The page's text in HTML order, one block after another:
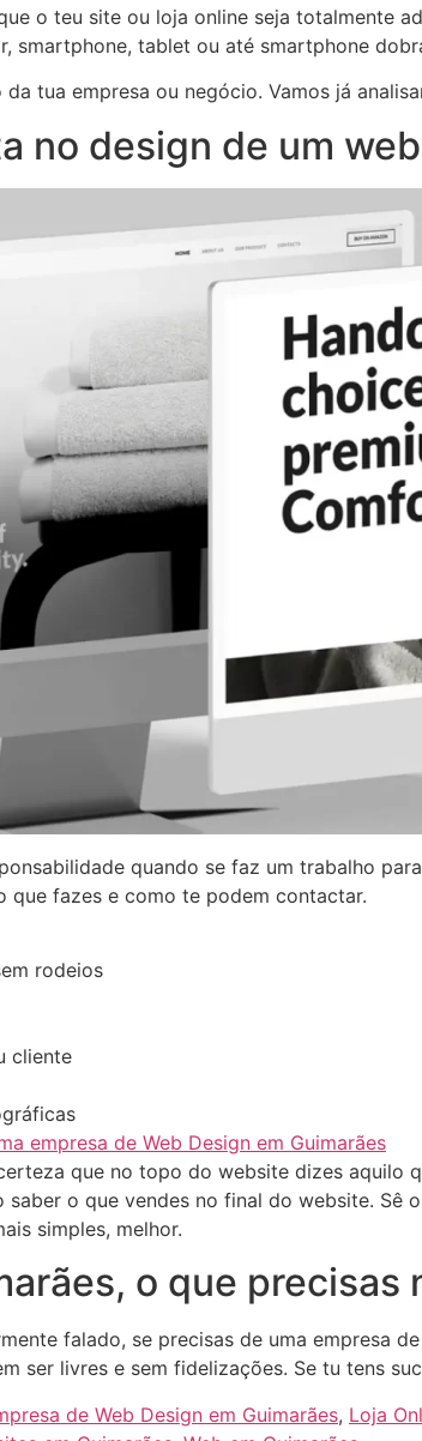
o teu site ou loja online seja totalmente
smartphone, tablet ou até smartphone
tua empresa ou negócio. Vamos já
no design de um
quando se faz um trabalho
fazes e como te podem contactar.
rodeios
cliente
empresa de Web Design em Guimarães
que no topo do website dizes aquilo
saber o que vendes no final do website.
simples, melhor.
o que precisas
falado, se precisas de uma empresa
ser livres e sem fidelizações. Se tu tens
de Web Design em Guimarães, Loja